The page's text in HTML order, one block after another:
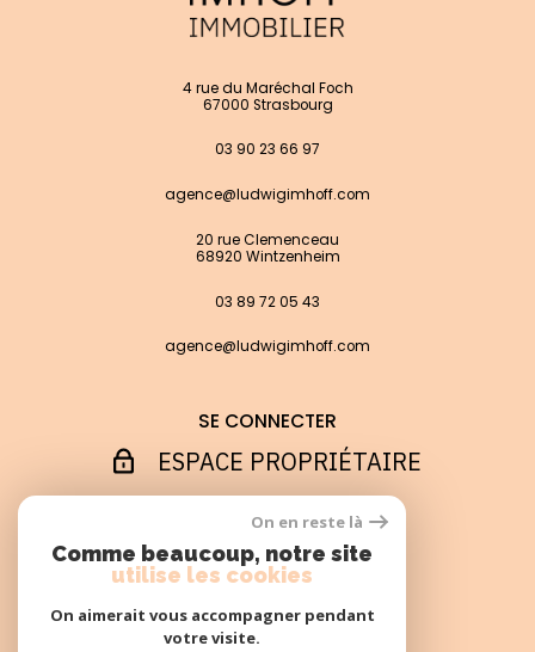
03 90 23 66 97
agence@ludwigimhoff.com
4 rue du Maréchal Foch
67000 Strasbourg
03 89 72 05 43
agence@ludwigimhoff.com
20 rue Clemenceau
68920 Wintzenheim
SE CONNECTER
ESPACE PROPRIÉTAIRE
ADHÉRENTS
On en reste là
Comme beaucoup, notre site
utilise les cookies
On aimerait vous accompagner pendant
votre visite.